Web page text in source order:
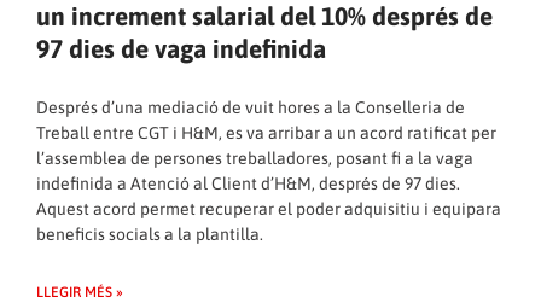
un increment salarial del 10% després de
97 dies de vaga indefinida
Després d’una mediació de vuit hores a la Conselleria de
Treball entre CGT i H&M, es va arribar a un acord ratificat per
l’assemblea de persones treballadores, posant fi a la vaga
indefinida a Atenció al Client d’H&M, després de 97 dies.
Aquest acord permet recuperar el poder adquisitiu i equipara
beneficis socials a la plantilla.
LLEGIR MÉS »